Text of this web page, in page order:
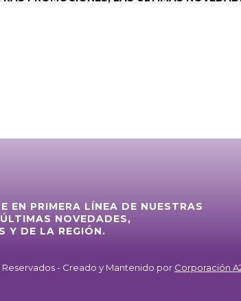
EN PRIMERA LÍNEA DE NUESTRAS
NOVEDADES,
Y DE LA REGIÓN.
Reservados - Creado y Mantenido por Corporación